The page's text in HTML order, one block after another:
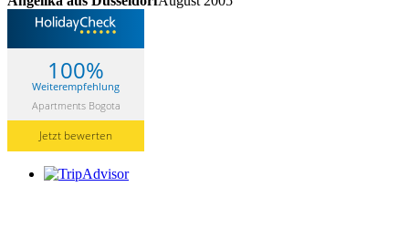
100%
Weiterempfehlung
Apartments Bogota
Jetzt bewerten